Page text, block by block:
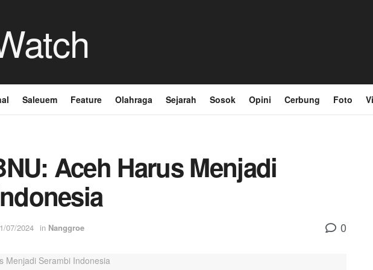
Saleuem Feature Olahraga Sejarah Sosok Opini Cerbung Foto
Aceh Harus Menjadi
07/2024 in Nanggroe 0